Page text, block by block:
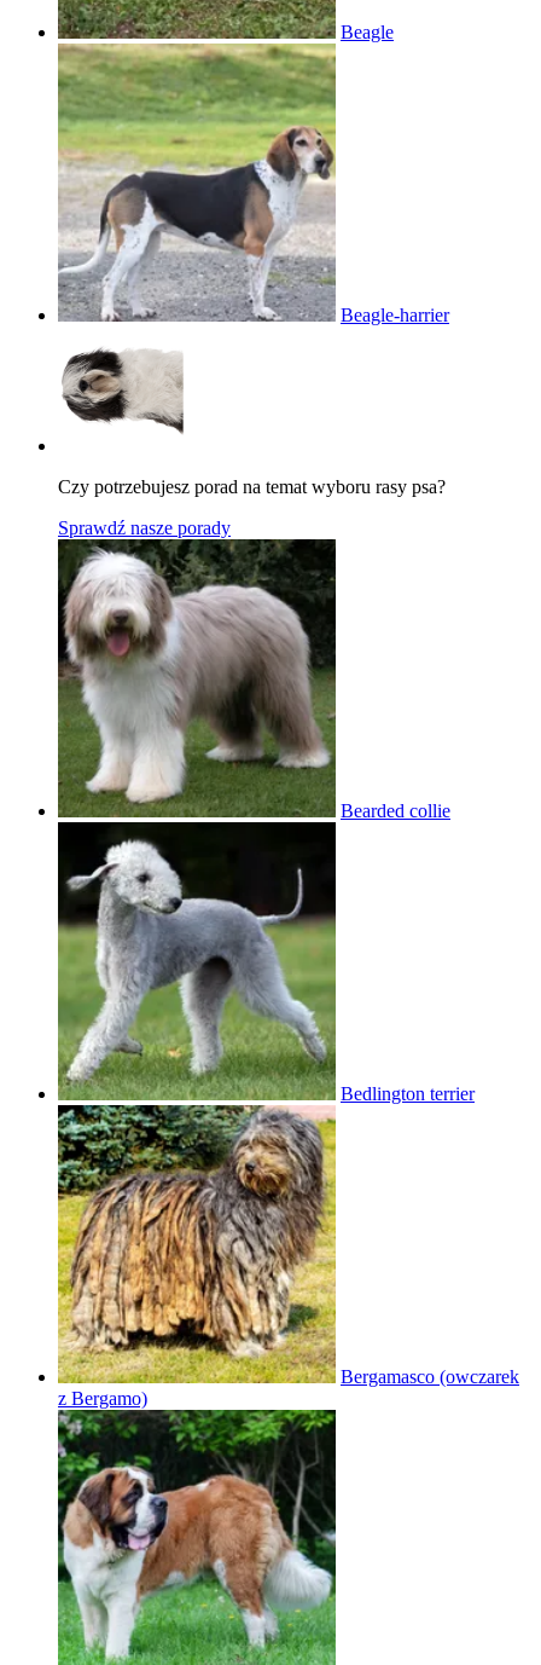
Beagle
Beagle-harrier
Czy potrzebujesz porad na temat wyboru rasy psa?
Sprawdź nasze porady
Bearded collie
Bedlington terrier
Bergamasco (owczarek
z Bergamo)